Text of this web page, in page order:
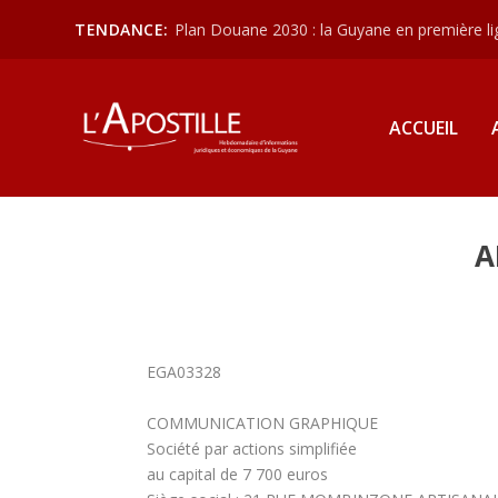
TENDANCE: Plan Douane 2030 : la Guyane en première
ACCUEIL
EGA03328
COMMUNICATION GRAPHIQUE
Société par actions simplifiée
au capital de 7 700 euros